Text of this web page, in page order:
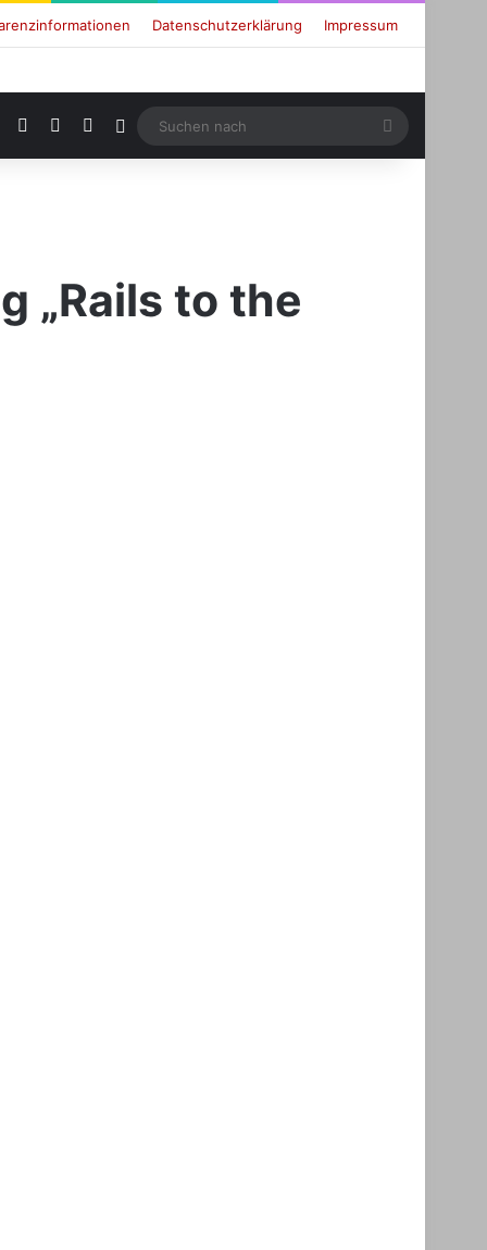
Datenschutzerklärung Impressum
RSS Facebook Login
Suchen
nach
„Rails to the